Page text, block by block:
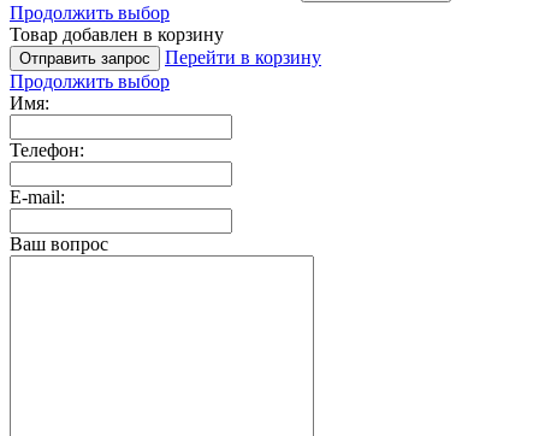
Продолжить выбор
Товар добавлен в корзину
Отправить запрос
Перейти в корзину
Продолжить выбор
Имя:
Телефон:
E-mail:
Ваш вопрос